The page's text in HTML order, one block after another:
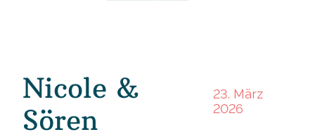
Nicole &
Sören
23. März
2026